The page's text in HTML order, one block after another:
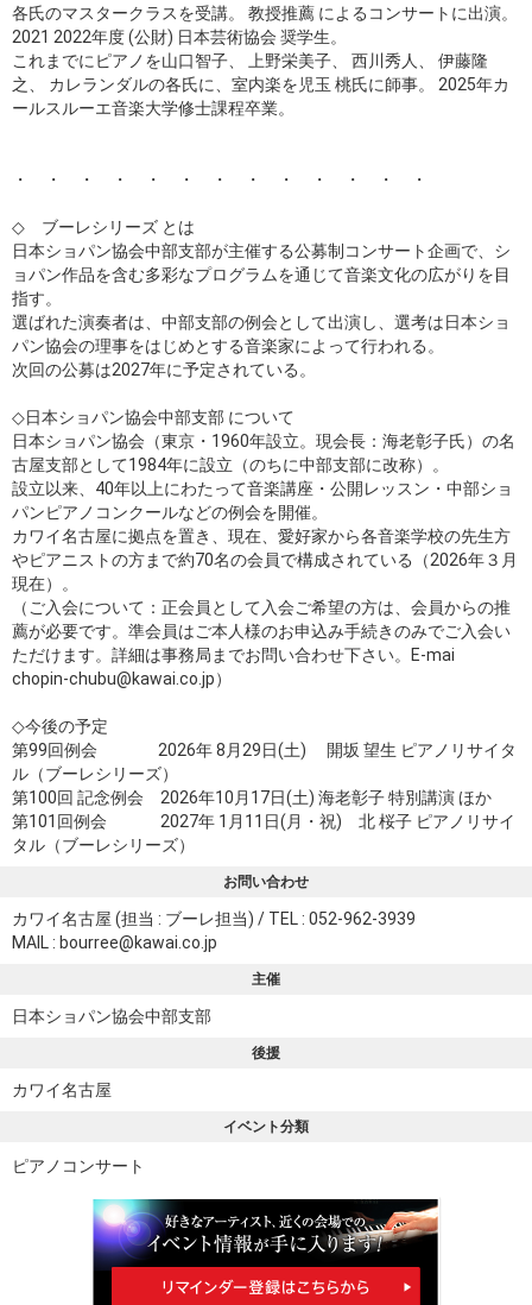
各氏のマスタークラスを受講。 教授推薦 によるコンサートに出演。
2021 2022年度 (公財) 日本芸術協会 奨学生。
これまでにピアノを山口智子、 上野栄美子、 西川秀人、 伊藤隆
之、 カレランダルの各氏に、室内楽を児玉 桃氏に師事。 2025年カ
ールスルーエ音楽大学修士課程卒業。
・ ・ ・ ・ ・ ・ ・ ・ ・ ・ ・ ・ ・
◇ ブーレシリーズ とは
日本ショパン協会中部支部が主催する公募制コンサート企画で、シ
ョパン作品を含む多彩なプログラムを通じて音楽文化の広がりを目
指す。
選ばれた演奏者は、中部支部の例会として出演し、選考は日本ショ
パン協会の理事をはじめとする音楽家によって行われる。
次回の公募は2027年に予定されている。
◇日本ショパン協会中部支部 について
日本ショパン協会（東京・1960年設立。現会長：海老彰子氏）の名
古屋支部として1984年に設立（のちに中部支部に改称）。
設立以来、40年以上にわたって音楽講座・公開レッスン・中部ショ
パンピアノコンクールなどの例会を開催。
カワイ名古屋に拠点を置き、現在、愛好家から各音楽学校の先生方
やピアニストの方まで約70名の会員で構成されている（2026年３月
現在）。
（ご入会について：正会員として入会ご希望の方は、会員からの推
薦が必要です。準会員はご本人様のお申込み手続きのみでご入会い
ただけます。詳細は事務局までお問い合わせ下さい。E-mai
chopin-chubu@kawai.co.jp）
◇今後の予定
第99回例会 2026年 8月29日(土) 開坂 望生 ピアノリサイタ
ル（ブーレシリーズ）
第100回 記念例会 2026年10月17日(土) 海老彰子 特別講演 ほか
第101回例会 2027年 1月11日(月・祝) 北 桜子 ピアノリサイ
タル（ブーレシリーズ）
お問い合わせ
カワイ名古屋 (担当 : ブーレ担当) / TEL : 052-962-3939
MAIL : bourree@kawai.co.jp
主催
日本ショパン協会中部支部
後援
カワイ名古屋
イベント分類
ピアノコンサート